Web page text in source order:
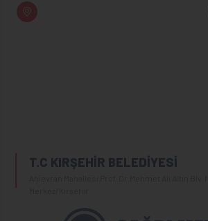
T.C KIRŞEHİR BELEDİYESİ